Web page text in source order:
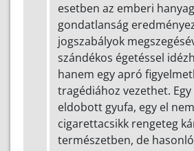
esetben az emberi
gondatlanság
jogszabályok
szándékos égetéssel
hanem egy apró
tragédiához vezethet.
eldobott gyufa, egy el
cigarettacsikk rengeteg
természetben, de